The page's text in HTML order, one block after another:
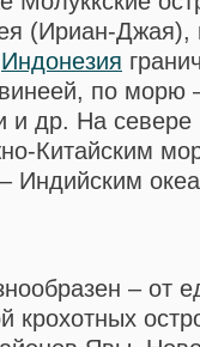
(Ириан-Джая),
Индонезия
по морю
др. На севере
Китайским
Индийским
– от